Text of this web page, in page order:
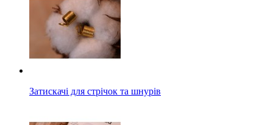
Затискачі для стрічок та шнурів